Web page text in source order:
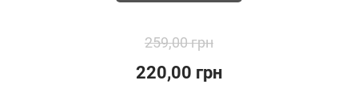
259,00 грн
220,00 грн